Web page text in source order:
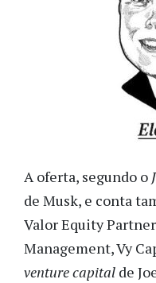
A oferta, segundo o
de Musk, e conta
Valor Equity
Management, Vy
venture capital de